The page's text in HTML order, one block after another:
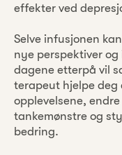
effekter ved
Selve infusjonen
nye perspektiver og
dagene etterpå vil
terapeut hjelpe deg
opplevelsene,
tankemønstre og
bedring.